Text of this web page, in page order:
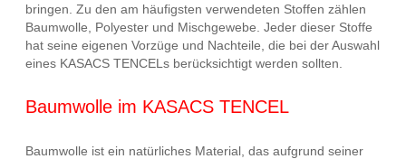
bringen. Zu den am häufigsten verwendeten Stoffen zählen
Baumwolle, Polyester und Mischgewebe. Jeder dieser Stoffe
hat seine eigenen Vorzüge und Nachteile, die bei der Auswahl
eines KASACS TENCELs berücksichtigt werden sollten.
Baumwolle im KASACS TENCEL
Baumwolle ist ein natürliches Material, das aufgrund seiner